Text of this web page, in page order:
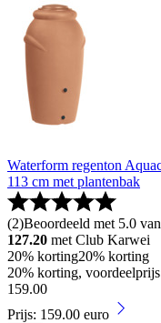
Waterform regenton
113 cm met plantenbak
(2)Beoordeeld met 5.0
127.20 met Club Karwei
20% korting20% korting
20% korting,
159.00
Prijs: 159.00 euro